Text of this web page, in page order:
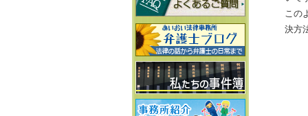
この
決方